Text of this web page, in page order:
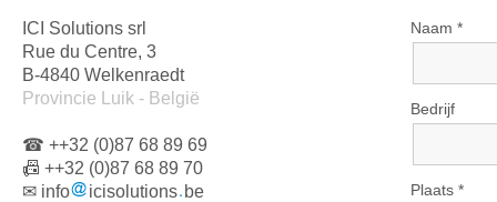
ICI Solutions srl
Rue du Centre, 3
B-4840 Welkenraedt
Provincie Luik - België
☎ ++32 (0)87 68 89 69
📠 ++32 (0)87 68 89 70
✉ info
icisolutions be
Naam *
Bedrijf
Plaats *